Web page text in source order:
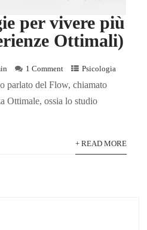
per vivere più
Ottimali)
1 Comment Psicologia
parlato del Flow, chiamato
Ottimale, ossia lo studio
+ READ MORE